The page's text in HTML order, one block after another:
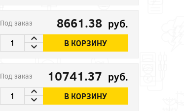
Под заказ 8661.38 руб.
В КОРЗИНУ
Под заказ 10741.37 руб.
В КОРЗИНУ